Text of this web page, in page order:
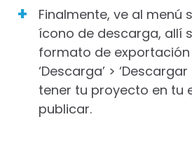
Finalmente, ve al menú
ícono de descarga, allí
formato de
‘Descarga’ >
tener tu proyecto en tu
publicar.